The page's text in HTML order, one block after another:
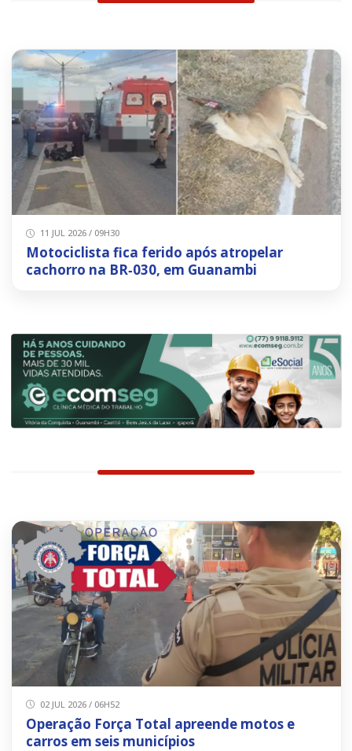
11 JUL 2026 / 09H30
Motociclista fica ferido após atropelar
cachorro na BR‑030, em Guanambi
02 JUL 2026 / 06H52
Operação Força Total apreende motos e
carros em seis municípios